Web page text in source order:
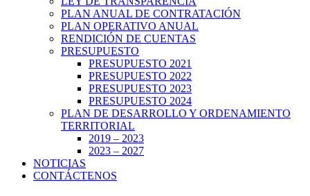
PLAN ANUAL DE CONTRATACIÓN
PLAN OPERATIVO ANUAL
RENDICIÓN DE CUENTAS
PRESUPUESTO
PRESUPUESTO 2021
PRESUPUESTO 2022
PRESUPUESTO 2023
PRESUPUESTO 2024
PLAN DE DESARROLLO Y ORDENAMIENTO
TERRITORIAL
2019 – 2023
2023 – 2027
NOTICIAS
CONTÁCTENOS